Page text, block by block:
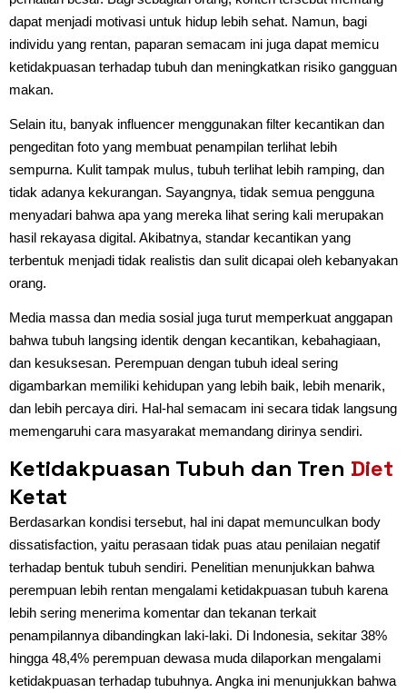
dapat menjadi motivasi untuk hidup lebih sehat. Namun, bagi
individu yang rentan, paparan semacam ini juga dapat memicu
ketidakpuasan terhadap tubuh dan meningkatkan risiko gangguan
makan.
Selain itu, banyak influencer menggunakan filter kecantikan dan
pengeditan foto yang membuat penampilan terlihat lebih
sempurna. Kulit tampak mulus, tubuh terlihat lebih ramping, dan
tidak adanya kekurangan. Sayangnya, tidak semua pengguna
menyadari bahwa apa yang mereka lihat sering kali merupakan
hasil rekayasa digital. Akibatnya, standar kecantikan yang
terbentuk menjadi tidak realistis dan sulit dicapai oleh kebanyakan
orang.
Media massa dan media sosial juga turut memperkuat anggapan
bahwa tubuh langsing identik dengan kecantikan, kebahagiaan,
dan kesuksesan. Perempuan dengan tubuh ideal sering
digambarkan memiliki kehidupan yang lebih baik, lebih menarik,
dan lebih percaya diri. Hal-hal semacam ini secara tidak langsung
memengaruhi cara masyarakat memandang dirinya sendiri.
Ketidakpuasan Tubuh dan Tren Diet
Ketat
Berdasarkan kondisi tersebut, hal ini dapat memunculkan body
dissatisfaction, yaitu perasaan tidak puas atau penilaian negatif
terhadap bentuk tubuh sendiri. Penelitian menunjukkan bahwa
perempuan lebih rentan mengalami ketidakpuasan tubuh karena
lebih sering menerima komentar dan tekanan terkait
penampilannya dibandingkan laki-laki. Di Indonesia, sekitar 38%
hingga 48,4% perempuan dewasa muda dilaporkan mengalami
ketidakpuasan terhadap tubuhnya. Angka ini menunjukkan bahwa